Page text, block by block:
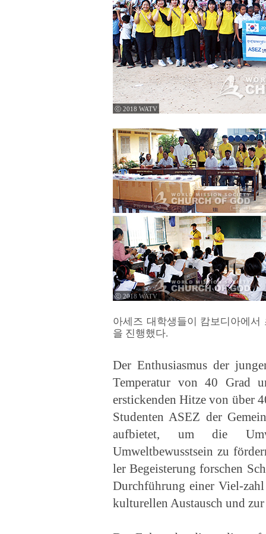
ⓒ 2018 WATV
ⓒ 2018 WATV
아세즈 대학생들이 캄보디아에
을 진행했다.
Der Enthusiasmus der
Temperatur von 40 Grad
erstickenden Hitze von über
Studenten ASEZ der
aufbietet, um die
Umweltbewusstsein zu
ler Begeisterung forschen
Durchführung einer Viel-
kulturellen Austausch und